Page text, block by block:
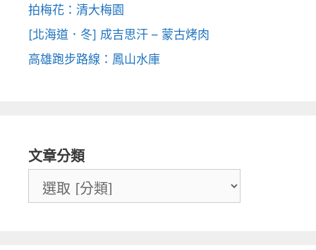
拍梅花：清大梅園
[北海道．冬] 成吉思汗 – 蒙古烤肉
高雄跑步路線：鳳山水庫
文章分類